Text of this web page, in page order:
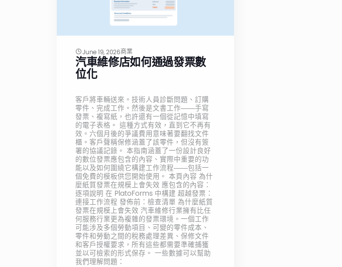
June 19, 2026商業
汽車維修店如何通過發票數
位化
客戶將車輛送來。技術人員診斷問題、訂購
零件、完成工作。然後是文書工作——手寫
發票、複寫紙，也許還有一個從記憶中填寫
的電子表格。 這種方式有效，直到它不再有
效。六個月後的爭議費用意味著要翻找文件
櫃。客戶聲稱保修涵蓋了該零件，但沒有簽
署的協議記錄。 本指南涵蓋了一份設計良好
的數位發票應包含的內容、實際中重要的功
能以及如何圍繞它構建工作流程——包括一
個免費的模板供您開始使用。 本頁內容 為什
麼紙質發票在規模上會失效 應包含的內容：
逐項說明 在 PlatoForms 中構建 超越發票：
連接工作流程 發佈前：檢查清單 為什麼紙質
發票在規模上會失效 汽車維修行業擁有比任
何服務行業更為複雜的發票環境。一個工作
可能涉及多個勞動項目、可變的零件成本、
零件和勞動之間的稅務處理差異、保修文件
和客戶授權要求，所有這些都需要準確捕獲
並以可檢索的形式保存。 一些數據可以幫助
我們理解問題：